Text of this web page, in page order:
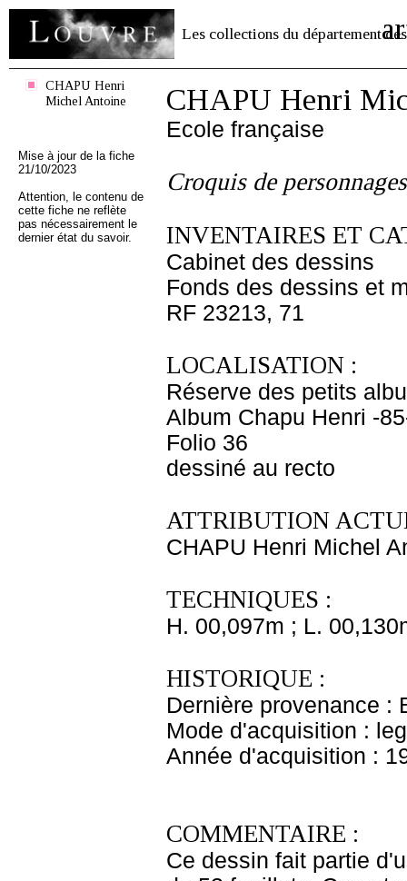
Les collections du département des
CHAPU Henri
Michel Antoine
Mise à jour de la fiche
21/10/2023
Attention, le contenu de
cette fiche ne reflète
pas nécessairement le
dernier état du savoir.
CHAPU Henri
Ecole française
Croquis de personnages
INVENTAIRES ET
Cabinet des dessins
Fonds des dessins et
RF 23213, 71
LOCALISATION :
Réserve des petits
Album Chapu Henri -
Folio 36
dessiné au recto
ATTRIBUTION
CHAPU Henri Michel
TECHNIQUES :
H. 00,097m ; L.
HISTORIQUE :
Dernière provenance :
Mode d'acquisition :
Année d'acquisition :
COMMENTAIRE :
Ce dessin fait partie